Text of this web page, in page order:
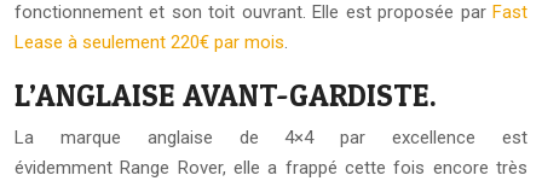
fonctionnement et son toit ouvrant. Elle est proposée par Fast
Lease à seulement 220€ par mois.
L’ANGLAISE AVANT-GARDISTE.
La marque anglaise de 4×4 par excellence est
évidemment Range Rover, elle a frappé cette fois encore très